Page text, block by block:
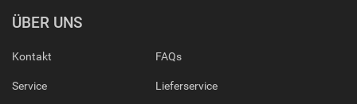
ÜBER UNS
Kontakt
Service
FAQs
Lieferservice